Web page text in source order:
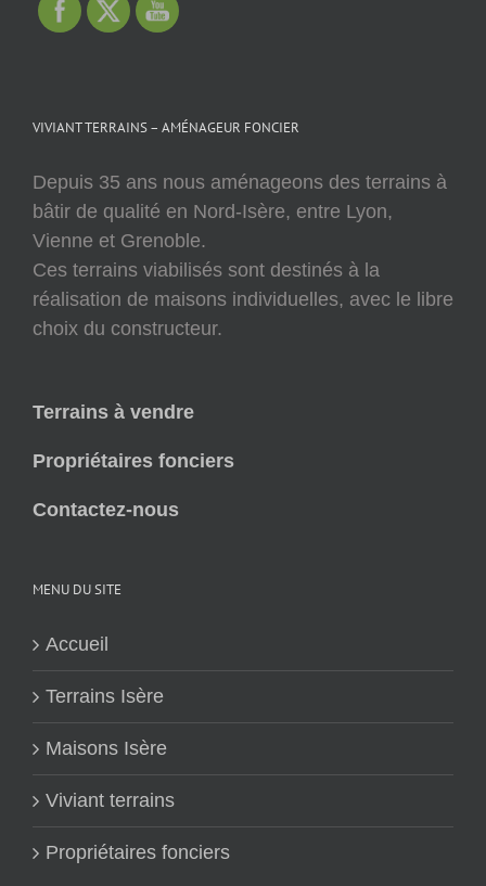
VIVIANT TERRAINS – AMÉNAGEUR FONCIER
Depuis 35 ans nous aménageons des terrains à
bâtir de qualité en Nord-Isère, entre Lyon,
Vienne et Grenoble.
Ces terrains viabilisés sont destinés à la
réalisation de maisons individuelles, avec le libre
choix du constructeur.
Terrains à vendre
Propriétaires fonciers
Contactez-nous
MENU DU SITE
Accueil
Terrains Isère
Maisons Isère
Viviant terrains
Propriétaires fonciers